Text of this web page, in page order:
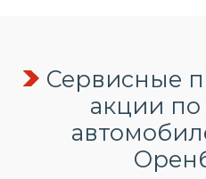
Сервисные
акции